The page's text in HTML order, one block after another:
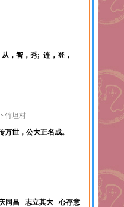
，智，秀; 连，登，
竹坦村
万世，公大正名成。
同昌 志立其大 心存意